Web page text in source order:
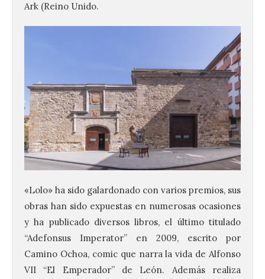
Ark (Reino Unido.
«Lolo» ha sido galardonado con varios premios, sus
obras han sido expuestas en numerosas ocasiones
y ha publicado diversos libros, el último titulado
“Adefonsus Imperator” en 2009, escrito por
Camino Ochoa, comic que narra la vida de Alfonso
VII “El Emperador” de León. Además realiza